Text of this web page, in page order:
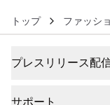
トップ ファッシ
プレスリリース配
サポート